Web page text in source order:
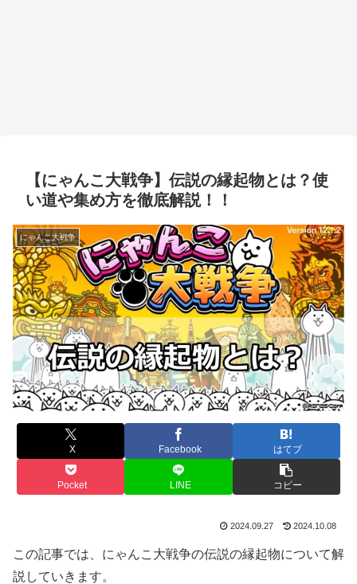
【にゃんこ大戦争】伝説の縁起物とは？使
い道や集め方を徹底解説！！
にゃんこ大戦争
X Facebook はてブ
Pocket LINE コピー
2024.09.27 2024.10.08
この記事では、にゃんこ大戦争の伝説の縁起物について解
説していきます。